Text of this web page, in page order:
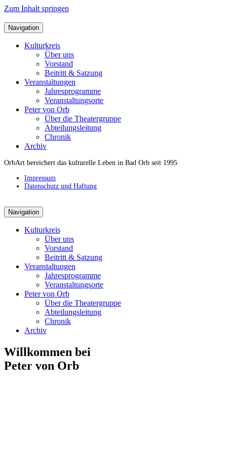
Zum Inhalt springen
Navigation
Kulturkreis
Über uns
Vorstand
Beitritt & Satzung
Veranstaltungen
Jahresprogramme
Veranstaltungsorte
Peter von Orb
Über die Theatergruppe
Abteilungsleitung
Chronik
Archiv
OrbArt bereichert das kulturelle Leben in Bad Orb seit 1995
Impressum
Datenschutz und Haftung
Navigation
Kulturkreis
Über uns
Vorstand
Beitritt & Satzung
Veranstaltungen
Jahresprogramme
Veranstaltungsorte
Peter von Orb
Über die Theatergruppe
Abteilungsleitung
Chronik
Archiv
Willkommen bei
Peter von Orb